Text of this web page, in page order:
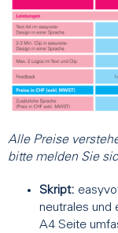
Alle Preise
bitte melden Sie
Skript:
neutrales und
A4 Seite